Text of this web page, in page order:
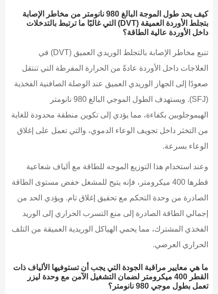
كيف يحد طول الموجة البالغ 980 نانومتر من مخاطر الإصابة
بتجلط الأوردة العميقة (DVT) التي غالبًا ما ترتبط بالتدخلات
داخل الأوردة عالية الطاقة؟
تنبع مخاطر الإصابة بالتجلط الوريدي العميق (DVT) في
العلاجات داخل الأوردة عادةً من الحرارة المفرطة التي تنتقل
صعودًا إلى الجهاز الوريدي العميق عند الوصلة الصافنية الفخذية
(SFJ). ويستهدف الطول الموجي البالغ 980 نانومتر
الهيموجلوبين بكفاءة، مما يؤدي إلى تكوين منطقة محدودة للغاية
من التخثر داخل تجويف الوعاء الدموي، والتي تعمل على إغلاق
الوعاء بسرعة.
وعند استخدام هذا التوزيع الموجه للطاقة مع ألياف شعاعية
قطرها 400 ميكرومتر، فإنه يتيح للمشغل خفض مستوى الطاقة
الصادرة من وحدة التحكم مع تحقيق إغلاق تام. ويؤدي الحد من
إجمالي الطاقة الصادرة إلى منع التسرب الحراري إلى الوريد
الفخذي المشترك، مما يحمي الهياكل الوريدية العميقة من التلف
الحراري العرضي.
ما هي معايير مراقبة الجودة التي يجب أن تستوفيها الألياف ذات
القطر 400 ميكرومتر لضمان التشغيل الآمن مع وحدة ليزر
تعمل بطول موجي 980 نانومتر؟